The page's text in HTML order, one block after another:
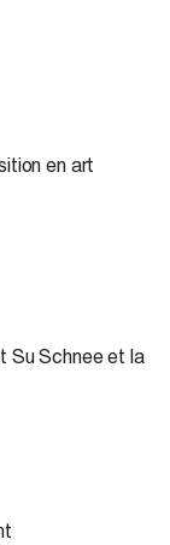
en art
Su Schnee et la